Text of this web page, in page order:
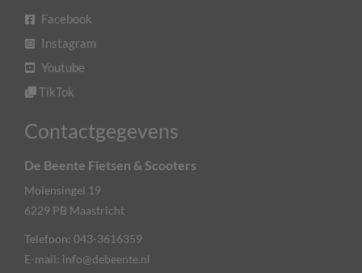
Facebook
Instagram
Youtube
TikTok
Contactgegevens
De Beente Fietsen & Scooters
Molensingel 19
6229 PB Maastricht
Telefoon: 043-3616359
E-mail: info@debeente.nl